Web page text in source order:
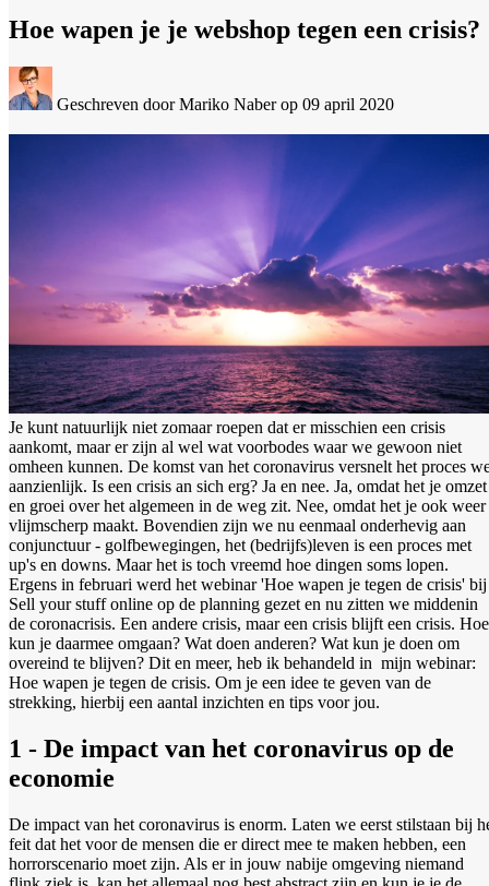
Hoe wapen je je webshop tegen een crisis?
Geschreven door Mariko Naberop 09 april 2020
Je kunt natuurlijk niet zomaar roepen dat er misschien een crisis
aankomt, maar er zijn al wel wat voorbodes waar we gewoon niet
omheen kunnen. De komst van het coronavirus versnelt het proces
aanzienlijk. Is een crisis an sich erg? Ja en nee. Ja, omdat het je omzet
en groei over het algemeen in de weg zit. Nee, omdat het je ook weer
vlijmscherp maakt. Bovendien zijn we nu eenmaal onderhevig aan
conjunctuur - golfbewegingen, het (bedrijfs)leven is een proces met
up's en downs. Maar het is toch vreemd hoe dingen soms lopen.
Ergens in februari werd het webinar 'Hoe wapen je tegen de crisis' bij
Sell your stuff online op de planning gezet en nu zitten we middenin
de coronacrisis. Een andere crisis, maar een crisis blijft een crisis. Hoe
kun je daarmee omgaan? Wat doen anderen? Wat kun je doen om
overeind te blijven? Dit en meer, heb ik behandeld in mijn webinar:
Hoe wapen je tegen de crisis. Om je een idee te geven van de
strekking, hierbij een aantal inzichten en tips voor jou.
1 - De impact van het coronavirus op de
economie
De impact van het coronavirus is enorm. Laten we eerst stilstaan bij
feit dat het voor de mensen die er direct mee te maken hebben, een
horrorscenario moet zijn. Als er in jouw nabije omgeving niemand